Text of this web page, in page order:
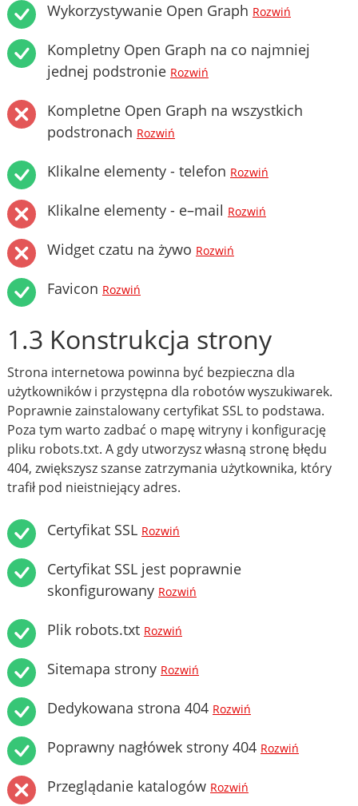
Wykorzystywanie Open Graph Rozwiń
Kompletny Open Graph na co najmniej
jednej podstronie Rozwiń
Kompletne Open Graph na wszystkich
podstronach Rozwiń
Klikalne elementy - telefon Rozwiń
Klikalne elementy - e–mail Rozwiń
Widget czatu na żywo Rozwiń
Favicon Rozwiń
1.3 Konstrukcja strony
Strona internetowa powinna być bezpieczna dla
użytkowników i przystępna dla robotów wyszukiwarek.
Poprawnie zainstalowany certyfikat SSL to podstawa.
Poza tym warto zadbać o mapę witryny i konfigurację
pliku robots.txt. A gdy utworzysz własną stronę błędu
404, zwiększysz szanse zatrzymania użytkownika, który
trafił pod nieistniejący adres.
Certyfikat SSL Rozwiń
Certyfikat SSL jest poprawnie
skonfigurowany Rozwiń
Plik robots.txt Rozwiń
Sitemapa strony Rozwiń
Dedykowana strona 404 Rozwiń
Poprawny nagłówek strony 404 Rozwiń
Przeglądanie katalogów Rozwiń